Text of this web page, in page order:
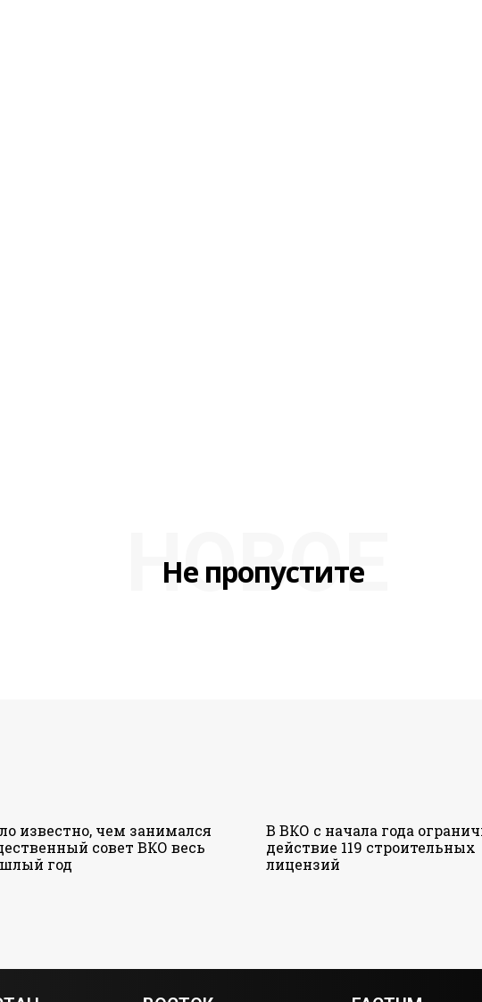
Не пропустите
НОВОЕ
известно, чем занимался
совет ВКО весь
год
В ВКО с начала года
действие 119 строительных
лицензий